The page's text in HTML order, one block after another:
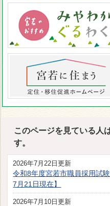
このページを見ている人
す。
2026年7月22日更新
令和8年度宮若市職員採用試
7月21日現在】
2026年7月10日更新